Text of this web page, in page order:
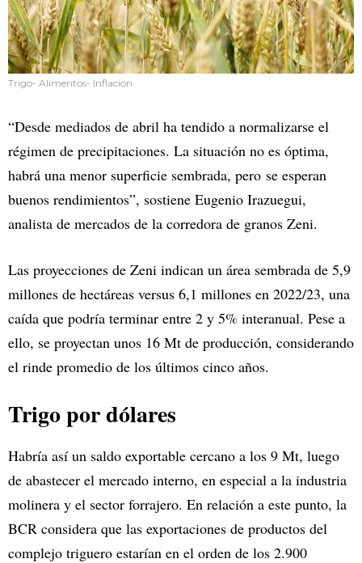
Trigo- Alimentos- Inflacion
“Desde mediados de abril ha tendido a normalizarse el
régimen de precipitaciones. La situación no es óptima,
habrá una menor superficie sembrada, pero se esperan
buenos rendimientos”, sostiene Eugenio Irazuegui,
analista de mercados de la corredora de granos Zeni.
Las proyecciones de Zeni indican un área sembrada de 5,9
millones de hectáreas versus 6,1 millones en 2022/23, una
caída que podría terminar entre 2 y 5% interanual. Pese a
ello, se proyectan unos 16 Mt de producción, considerando
el rinde promedio de los últimos cinco años.
Trigo por dólares
Habría así un saldo exportable cercano a los 9 Mt, luego
de abastecer el mercado interno, en especial a la industria
molinera y el sector forrajero. En relación a este punto, la
BCR considera que las exportaciones de productos del
complejo triguero estarían en el orden de los 2.900